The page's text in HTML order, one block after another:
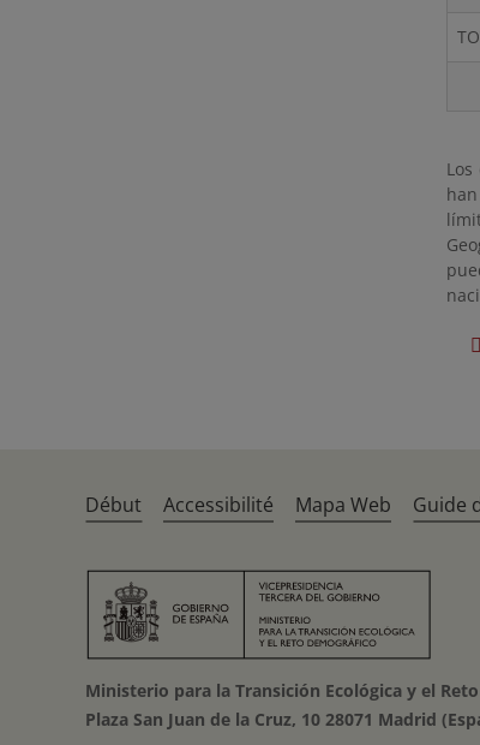
Début Accessibilité Mapa Web Guide
Ministerio para la Transición Ecológica y el
Plaza San Juan de la Cruz, 10 28071 Madrid